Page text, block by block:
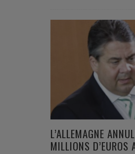
L’ALLEMAGNE
MILLIONS D’EUROS